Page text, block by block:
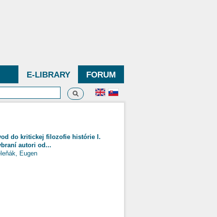
FORUM
E-LIBRARY
form
Search
do kritickej filozofie histórie I.
autori od...
Eugen